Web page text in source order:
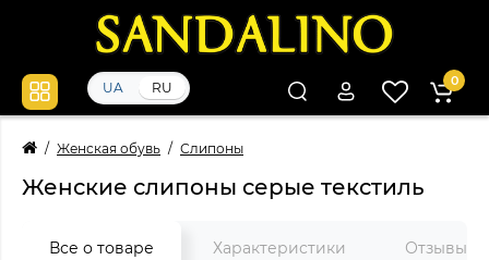
UA RU 0
Женская обувь Слипоны
Женские слипоны серые текстиль
Все о товаре Характеристики Отзывы